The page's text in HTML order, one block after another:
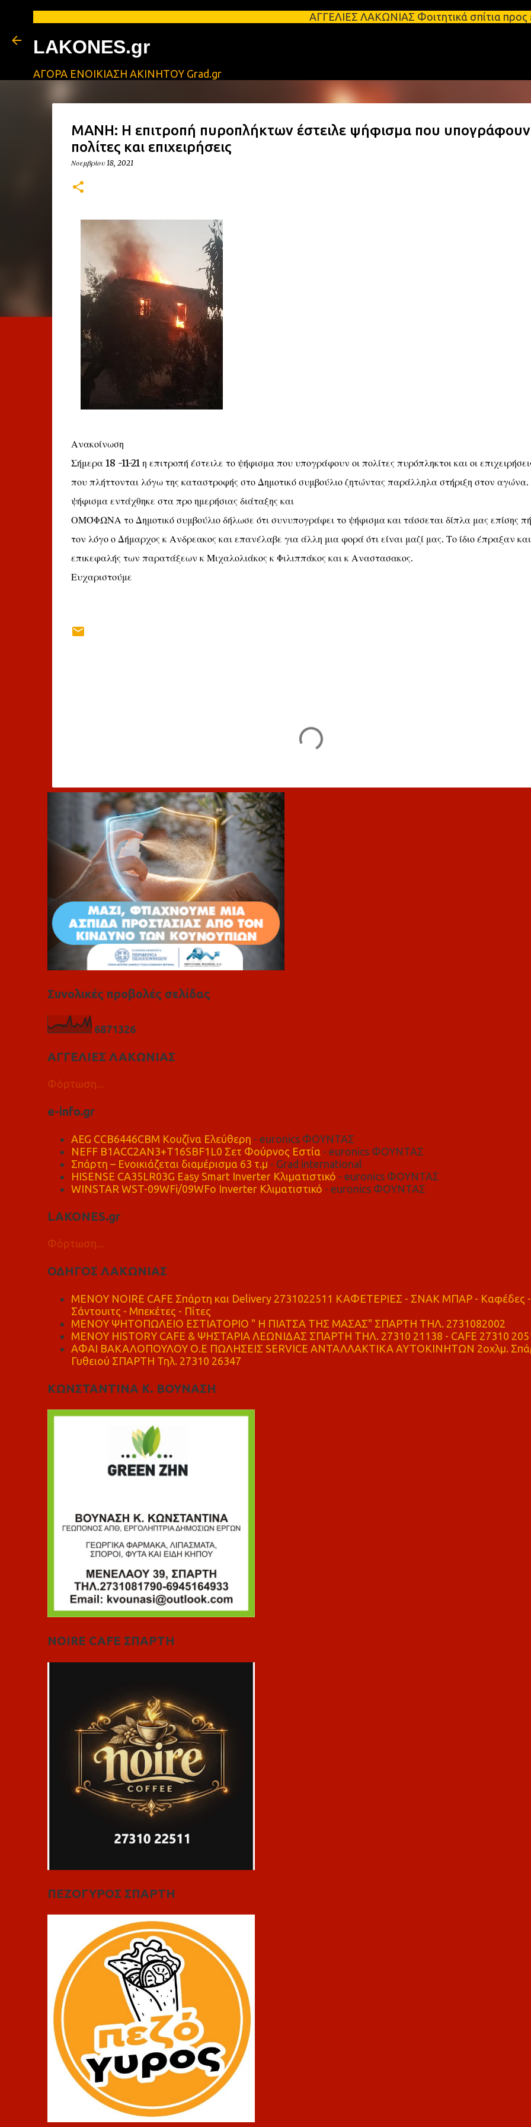
Μετάβαση στο κύριο περιεχόμενο
ΑΓΓΕΛΙΕΣ ΛΑΚΩΝΙΑΣ Φοιτητικά σπίτια προς ενοικίαση
LAKONES.gr
ΑΓΟΡΑ ΕΝΟΙΚΙΑΣΗ ΑΚΙΝΗΤΟΥ Grad.gr
ΜΑΝΗ: Η επιτροπή πυροπλήκτων έστειλε ψήφισμα που υπογράφουν
πολίτες και επιχειρήσεις
Νοεμβρίου 18, 2021
Ανακοίνωση
Σήμερα 18 -11-21 η επιτροπή έστειλε το ψήφισμα που υπογράφουν οι πολίτες πυρόπληκτοι και οι
που πλήττονται λόγω της καταστροφής στο Δημοτικό συμβούλιο ζητώντας παράλληλα στήριξη στον αγώνα.
ψήφισμα εντάχθηκε στα προ ημερήσιας διάταξης και
ΟΜΌΦΩΝΑ το Δημοτικό συμβούλιο δήλωσε ότι συνυπογράφει το ψήφισμα και τάσσεται δίπλα μας επίσης
τον λόγο ο Δήμαρχος κ Ανδρεακος και επανέλαβε για άλλη μια φορά ότι είναι μαζί μας. Το ίδιο έπραξαν και
επικεφαλής των παρατάξεων κ Μιχαλολιάκος κ Φιλιππάκος και κ Αναστασακος.
Ευχαριστούμε
λ
Συνολικές προβολές σελίδας
6871326
ΑΓΓΕΛΙΕΣ ΛΑΚΩΝΙΑΣ
Φόρτωση...
e-info.gr
AEG CCB6446CBM Κουζίνα Ελεύθερη - euronics ΦΟΥΝΤΑΣ
NEFF B1ACC2AN3+T16SBF1L0 Σετ Φούρνος Εστία - euronics ΦΟΥΝΤΑΣ
Σπάρτη – Ενοικιάζεται διαμέρισμα 63 τ.μ - Grad international
HISENSE CA35LR03G Easy Smart Inverter Κλιματιστικό - euronics ΦΟΥΝΤΑΣ
WINSTAR WST-09WFi/09WFo Inverter Κλιματιστικό - euronics ΦΟΥΝΤΑΣ
LAKONES.gr
Φόρτωση...
ΟΔΗΓΟΣ ΛΑΚΩΝΙΑΣ
MENOY NOIRE CAFE Σπάρτη και Delivery 2731022511 ΚΑΦΕΤΕΡΙΕΣ - ΣΝΑΚ ΜΠΑΡ - Καφέδες -
Σάντουιτς - Μπεκέτες - Πίτες
ΜΕΝΟΥ ΨΗΤΟΠΩΛΕΙΟ ΕΣΤΙΑΤΟΡΙΟ " Η ΠΙΑΤΣΑ ΤΗΣ ΜΑΣΑΣ" ΣΠΑΡΤΗ ΤΗΛ. 2731082002
ΜΕΝΟΥ HISTORY CAFE & ΨΗΣΤΑΡΙΑ ΛΕΩΝΙΔΑΣ ΣΠΑΡΤΗ ΤΗΛ. 27310 21138 - CAFE 27310
ΑΦΑΙ ΒΑΚΑΛΟΠΟΥΛΟΥ Ο.Ε ΠΩΛΗΣΕΙΣ SERVICE ΑΝΤΑΛΛΑΚΤΙΚΑ ΑΥΤΟΚΙΝΗΤΩΝ 2οχλμ.
Γυθειού ΣΠΑΡΤΗ Τηλ. 27310 26347
ΚΩΝΣΤΑΝΤΙΝΑ Κ. ΒΟΥΝΑΣΗ
NOIRE CAFE ΣΠΑΡΤΗ
ΠΕΖΟΓΥΡΟΣ ΣΠΑΡΤΗ